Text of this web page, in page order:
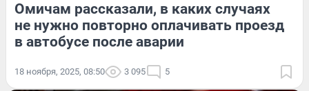
Омичам рассказали, в каких случаях
не нужно повторно оплачивать проезд
в автобусе после аварии
18 ноября, 2025, 08:50 3 095 5